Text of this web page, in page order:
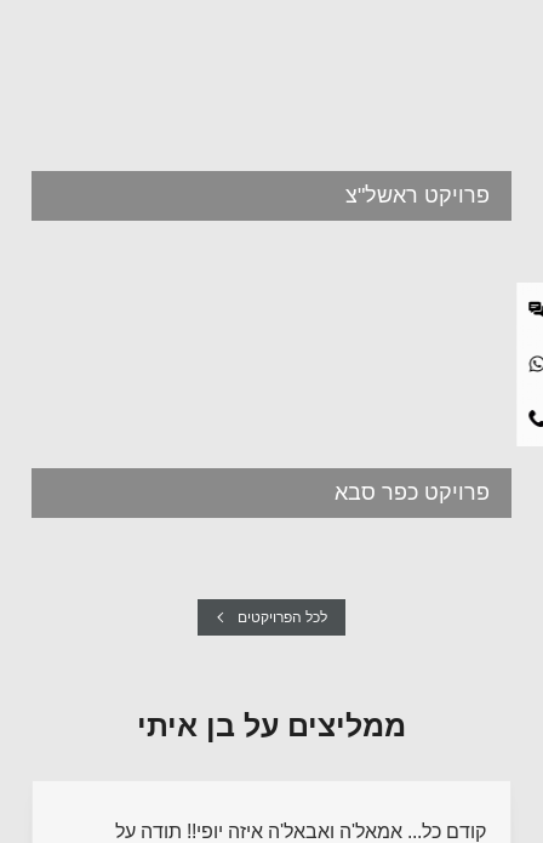
פרויקט ראשל"צ
פרויקט כפר סבא
לכל הפרויקטים
ממליצים על בן איתי
קודם כל... אמאל'ה ואבאל'ה איזה יופי!! תודה על